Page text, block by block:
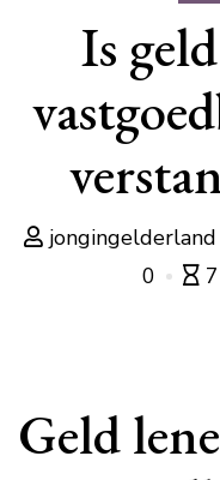
Is
jongingelderland
0
Geld